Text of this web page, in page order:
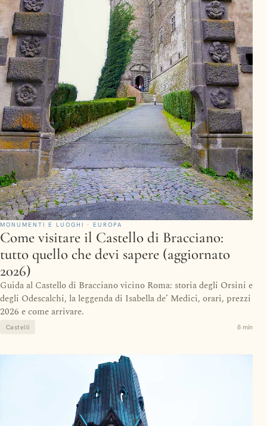
MONUMENTI E LUOGHI · EUROPA
Come visitare il Castello di Bracciano:
tutto quello che devi sapere (aggiornato
2026)
Guida al Castello di Bracciano vicino Roma: storia degli Orsini e
degli Odescalchi, la leggenda di Isabella de’ Medici, orari, prezzi
2026 e come arrivare.
Castelli 8 min